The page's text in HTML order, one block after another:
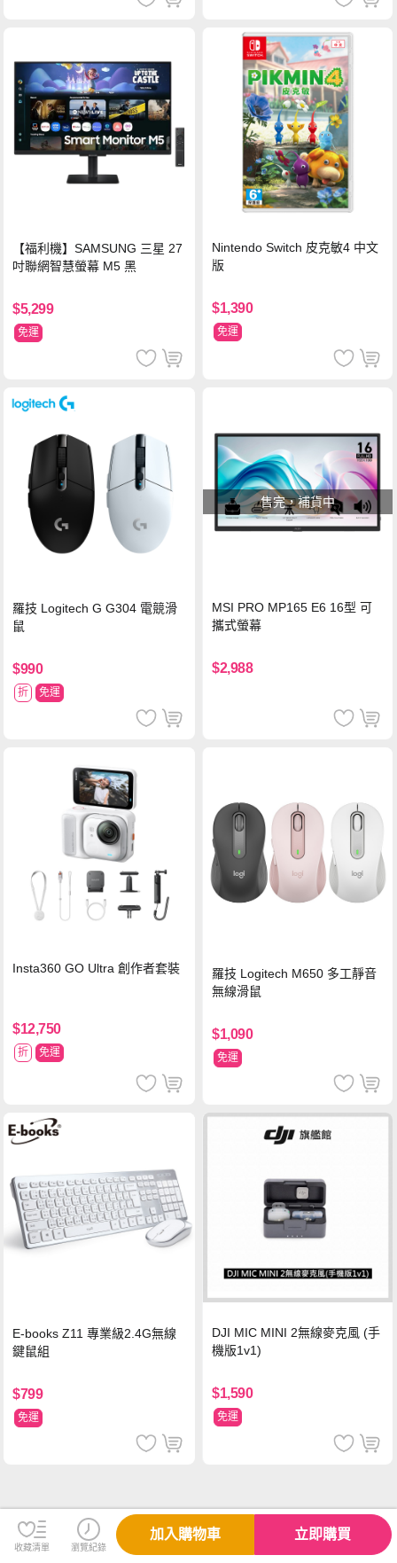
【福利機】SAMSUNG 三星 27
吋聯網智慧螢幕 M5 黑
$5,299
免運
Nintendo Switch 皮克敏4 中文
版
$1,390
免運
羅技 Logitech G G304 電競滑
鼠
$990
折 免運
售完，補貨中
MSI PRO MP165 E6 16型 可
攜式螢幕
$2,988
Insta360 GO Ultra 創作者套裝
$12,750
折 免運
羅技 Logitech M650 多工靜音
無線滑鼠
$1,090
免運
E-books Z11 專業級2.4G無線
鍵鼠組
$799
免運
DJI MIC MINI 2無線麥克風 (手
機版1v1)
$1,590
免運
收藏清單 瀏覽紀錄
加入購物車 立即購買